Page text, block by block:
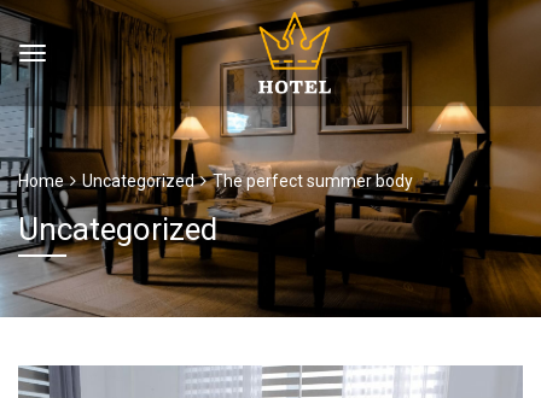
Home Uncategorized The perfect summer body
Uncategorized